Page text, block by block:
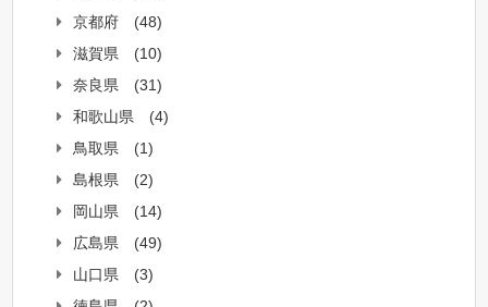
京都府
(48)
滋賀県
(10)
奈良県
(31)
和歌山県
(4)
鳥取県
(1)
島根県
(2)
岡山県
(14)
広島県
(49)
山口県
(3)